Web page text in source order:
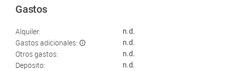
Gastos
Alquiler: n.d.
Gastos adicionales: n.d.
Otros gastos: n.d.
Depósito: n.d.